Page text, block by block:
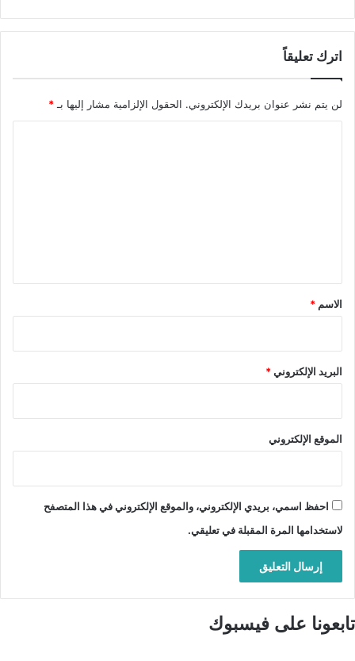
اترك تعليقاً
لن يتم نشر عنوان بريدك الإلكتروني. الحقول الإلزامية مشار إليها بـ *
*
الاسم *
البريد الإلكتروني*
الموقع الإلكتروني
احفظ اسمي، بريدي الإلكتروني، والموقع الإلكتروني في هذا المتصفح
لاستخدامها المرة المقبلة في تعليقي.
تابعونا على فيسبوك